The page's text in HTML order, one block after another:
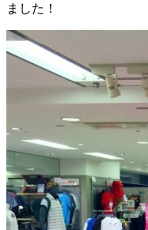
ました！